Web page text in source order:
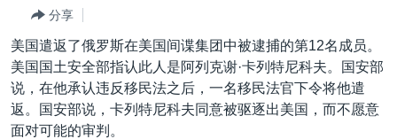
容
跳
转
到
导
港澳
国际
最新国际新闻
印太
分类新闻
经济·金融·贸易
美中关系
分享
美国遣返了俄罗斯在美国间谍集团中被逮捕的第12名成员。
美国国土安全部指认此人是阿列克谢·卡列特尼科夫。国安部
说，在他承认违反移民法之后，一名移民法官下令将他遣
返。国安部说，卡列特尼科夫同意被驱逐出美国，而不愿意
面对可能的审判。